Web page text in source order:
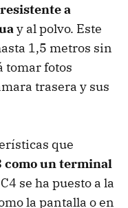
resistente a
y al polvo. Este
1,5 metros sin
tomar fotos
trasera y sus
que
como un terminal
se ha puesto a la
la pantalla o en